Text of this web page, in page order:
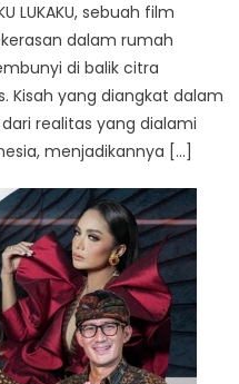
LUKAKU, sebuah film
dalam rumah
di balik citra
Kisah yang diangkat dalam
dari realitas yang dialami
menjadikannya […]